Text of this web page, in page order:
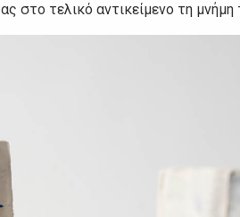
στο τελικό αντικείμενο τη